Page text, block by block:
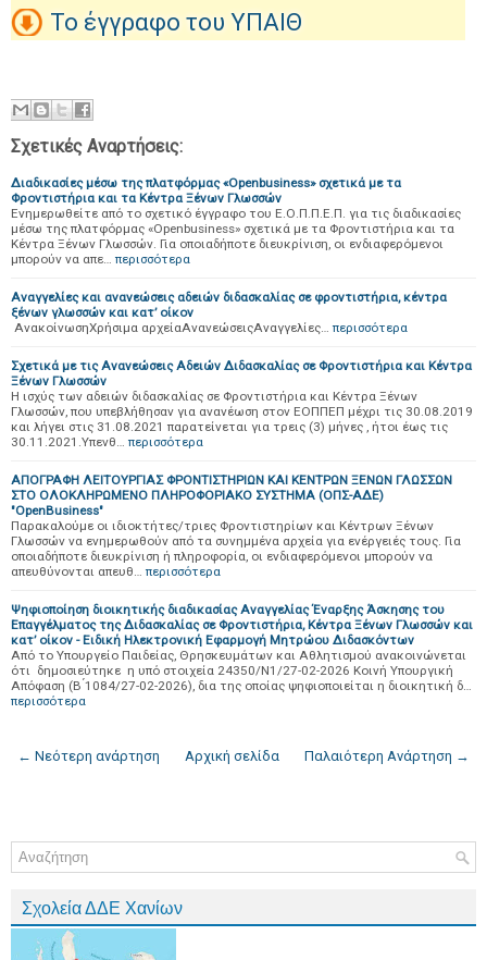
Το έγγραφο του ΥΠΑΙΘ
Σχετικές Αναρτήσεις:
Διαδικασίες μέσω της πλατφόρμας «Openbusiness» σχετικά με τα
Φροντιστήρια και τα Κέντρα Ξένων Γλωσσών
Ενημερωθείτε από το σχετικό έγγραφο του Ε.Ο.Π.Π.Ε.Π. για τις διαδικασίες
μέσω της πλατφόρμας «Openbusiness» σχετικά με τα Φροντιστήρια και τα
Κέντρα Ξένων Γλωσσών. Για οποιαδήποτε διευκρίνιση, οι ενδιαφερόμενοι
μπορούν να απε… περισσότερα
Αναγγελίες και ανανεώσεις αδειών διδασκαλίας σε φροντιστήρια, κέντρα
ξένων γλωσσών και κατ’ οίκον
ΑνακοίνωσηΧρήσιμα αρχείαΑνανεώσειςΑναγγελίες… περισσότερα
Σχετικά με τις Ανανεώσεις Αδειών Διδασκαλίας σε Φροντιστήρια και Κέντρα
Ξένων Γλωσσών
H ισχύς των αδειών διδασκαλίας σε Φροντιστήρια και Κέντρα Ξένων
Γλωσσών, που υπεβλήθησαν για ανανέωση στον ΕΟΠΠΕΠ μέχρι τις 30.08.2019
και λήγει στις 31.08.2021 παρατείνεται για τρεις (3) μήνες , ήτοι έως τις
30.11.2021.Υπενθ… περισσότερα
ΑΠΟΓΡΑΦΗ ΛΕΙΤΟΥΡΓΙΑΣ ΦΡΟΝΤΙΣΤΗΡΙΩΝ ΚΑΙ ΚΕΝΤΡΩΝ ΞΕΝΩΝ ΓΛΩΣΣΩΝ
ΣΤΟ ΟΛΟΚΛΗΡΩΜΕΝΟ ΠΛΗΡΟΦΟΡΙΑΚΟ ΣΥΣΤΗΜΑ (ΟΠΣ-ΑΔΕ)
"OpenBusiness"
Παρακαλούμε οι ιδιοκτήτες/τριες Φροντιστηρίων και Κέντρων Ξένων
Γλωσσών να ενημερωθούν από τα συνημμένα αρχεία για ενέργειές τους. Για
οποιαδήποτε διευκρίνιση ή πληροφορία, οι ενδιαφερόμενοι μπορούν να
απευθύνονται απευθ… περισσότερα
Ψηφιοποίηση διοικητικής διαδικασίας Αναγγελίας Έναρξης Άσκησης του
Επαγγέλματος της Διδασκαλίας σε Φροντιστήρια, Κέντρα Ξένων Γλωσσών και
κατ’ οίκον - Ειδική Ηλεκτρονική Εφαρμογή Μητρώου Διδασκόντων
Από το Υπουργείο Παιδείας, Θρησκευμάτων και Αθλητισμού ανακοινώνεται
ότι δημοσιεύτηκε η υπό στοιχεία 24350/Ν1/27-02-2026 Κοινή Υπουργική
Απόφαση (Β ́1084/27-02-2026), δια της οποίας ψηφιοποιείται η διοικητική δ…
περισσότερα
← Νεότερη ανάρτηση Παλαιότερη Ανάρτηση →
Αρχική σελίδα
Σχολεία ΔΔΕ Χανίων